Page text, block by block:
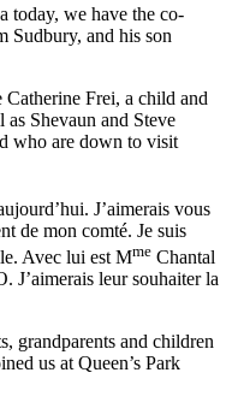
today, we have the co-
Sudbury, and his son
Frei, a child and
Shevaun and Steve
who are down to visit
J’aimerais vous
de mon comté. Je suis
Avec lui est Mme Chantal
J’aimerais leur souhaiter la
grandparents and children
us at Queen’s Park